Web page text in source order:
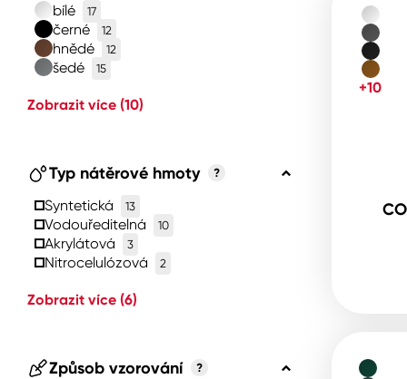
bílé 17
černé 12
hnědé 12
šedé 15
Zobrazit více (10)
Typ nátěrové hmoty ?
Syntetická 13
Vodouředitelná 10
Akrylátová 3
Nitrocelulózová 2
Zobrazit více (6)
Způsob vzorování ?
+10